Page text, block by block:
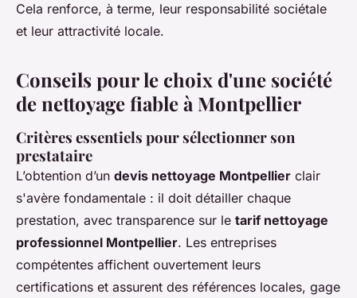
Cela renforce, à terme, leur responsabilité sociétale
et leur attractivité locale.
Conseils pour le choix d'une société
de nettoyage fiable à Montpellier
Critères essentiels pour sélectionner son
prestataire
L’obtention d’un devis nettoyage Montpellier clair
s'avère fondamentale : il doit détailler chaque
prestation, avec transparence sur le tarif nettoyage
professionnel Montpellier. Les entreprises
compétentes affichent ouvertement leurs
certifications et assurent des références locales, gage